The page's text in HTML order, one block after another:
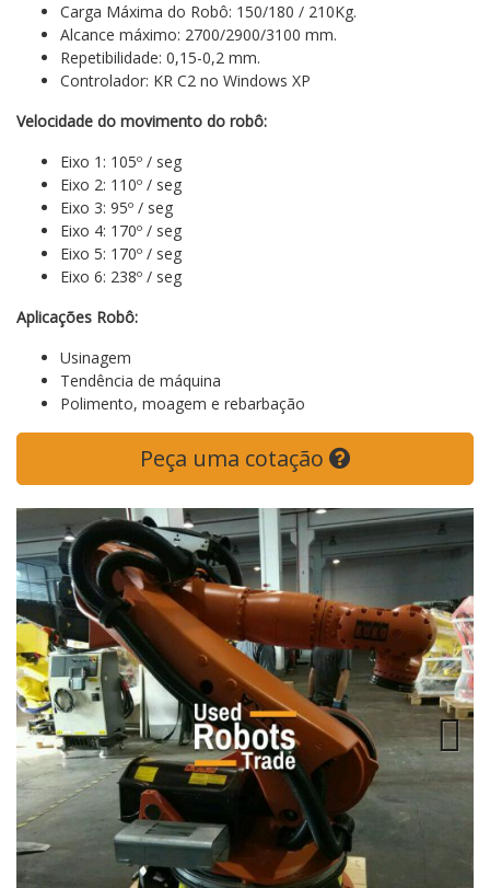
Carga Máxima do Robô: 150/180 / 210Kg.
Alcance máximo: 2700/2900/3100 mm.
Repetibilidade: 0,15-0,2 mm.
Controlador: KR C2 no Windows XP
Velocidade do movimento do robô:
Eixo 1: 105º / seg
Eixo 2: 110º / seg
Eixo 3: 95º / seg
Eixo 4: 170º / seg
Eixo 5: 170º / seg
Eixo 6: 238º / seg
Aplicações Robô:
Usinagem
Tendência de máquina
Polimento, moagem e rebarbação
Peça uma cotação
Previous